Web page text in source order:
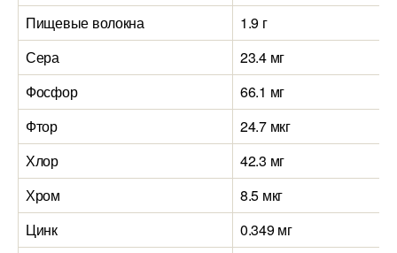
Пищевые волокна
1.9 г
Сера
23.4 мг
Фосфор
66.1 мг
Фтор
24.7 мкг
Хлор
42.3 мг
Хром
8.5 мкг
Цинк
0.349 мг